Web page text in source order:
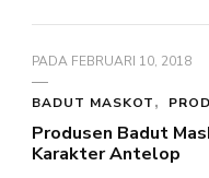
PADA FEBRUARI 10, 2018
BADUT MASKOT
Produsen Badut
Karakter Antelop